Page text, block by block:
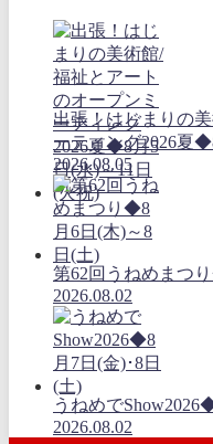
出張！はじまりの
ーティング2026夏
2026.08.05
第62回うねめまつ
2026.08.02
うねめで
2026.08.02